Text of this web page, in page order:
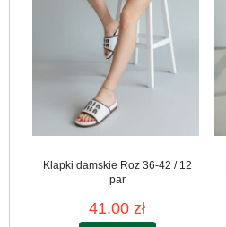
Klapki damskie Roz 36-42 / 12
par
41.00 zł